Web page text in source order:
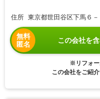
住所 東京都世田谷区下馬６－
無料
匿名
この会社を
※リフォー
この会社をご紹